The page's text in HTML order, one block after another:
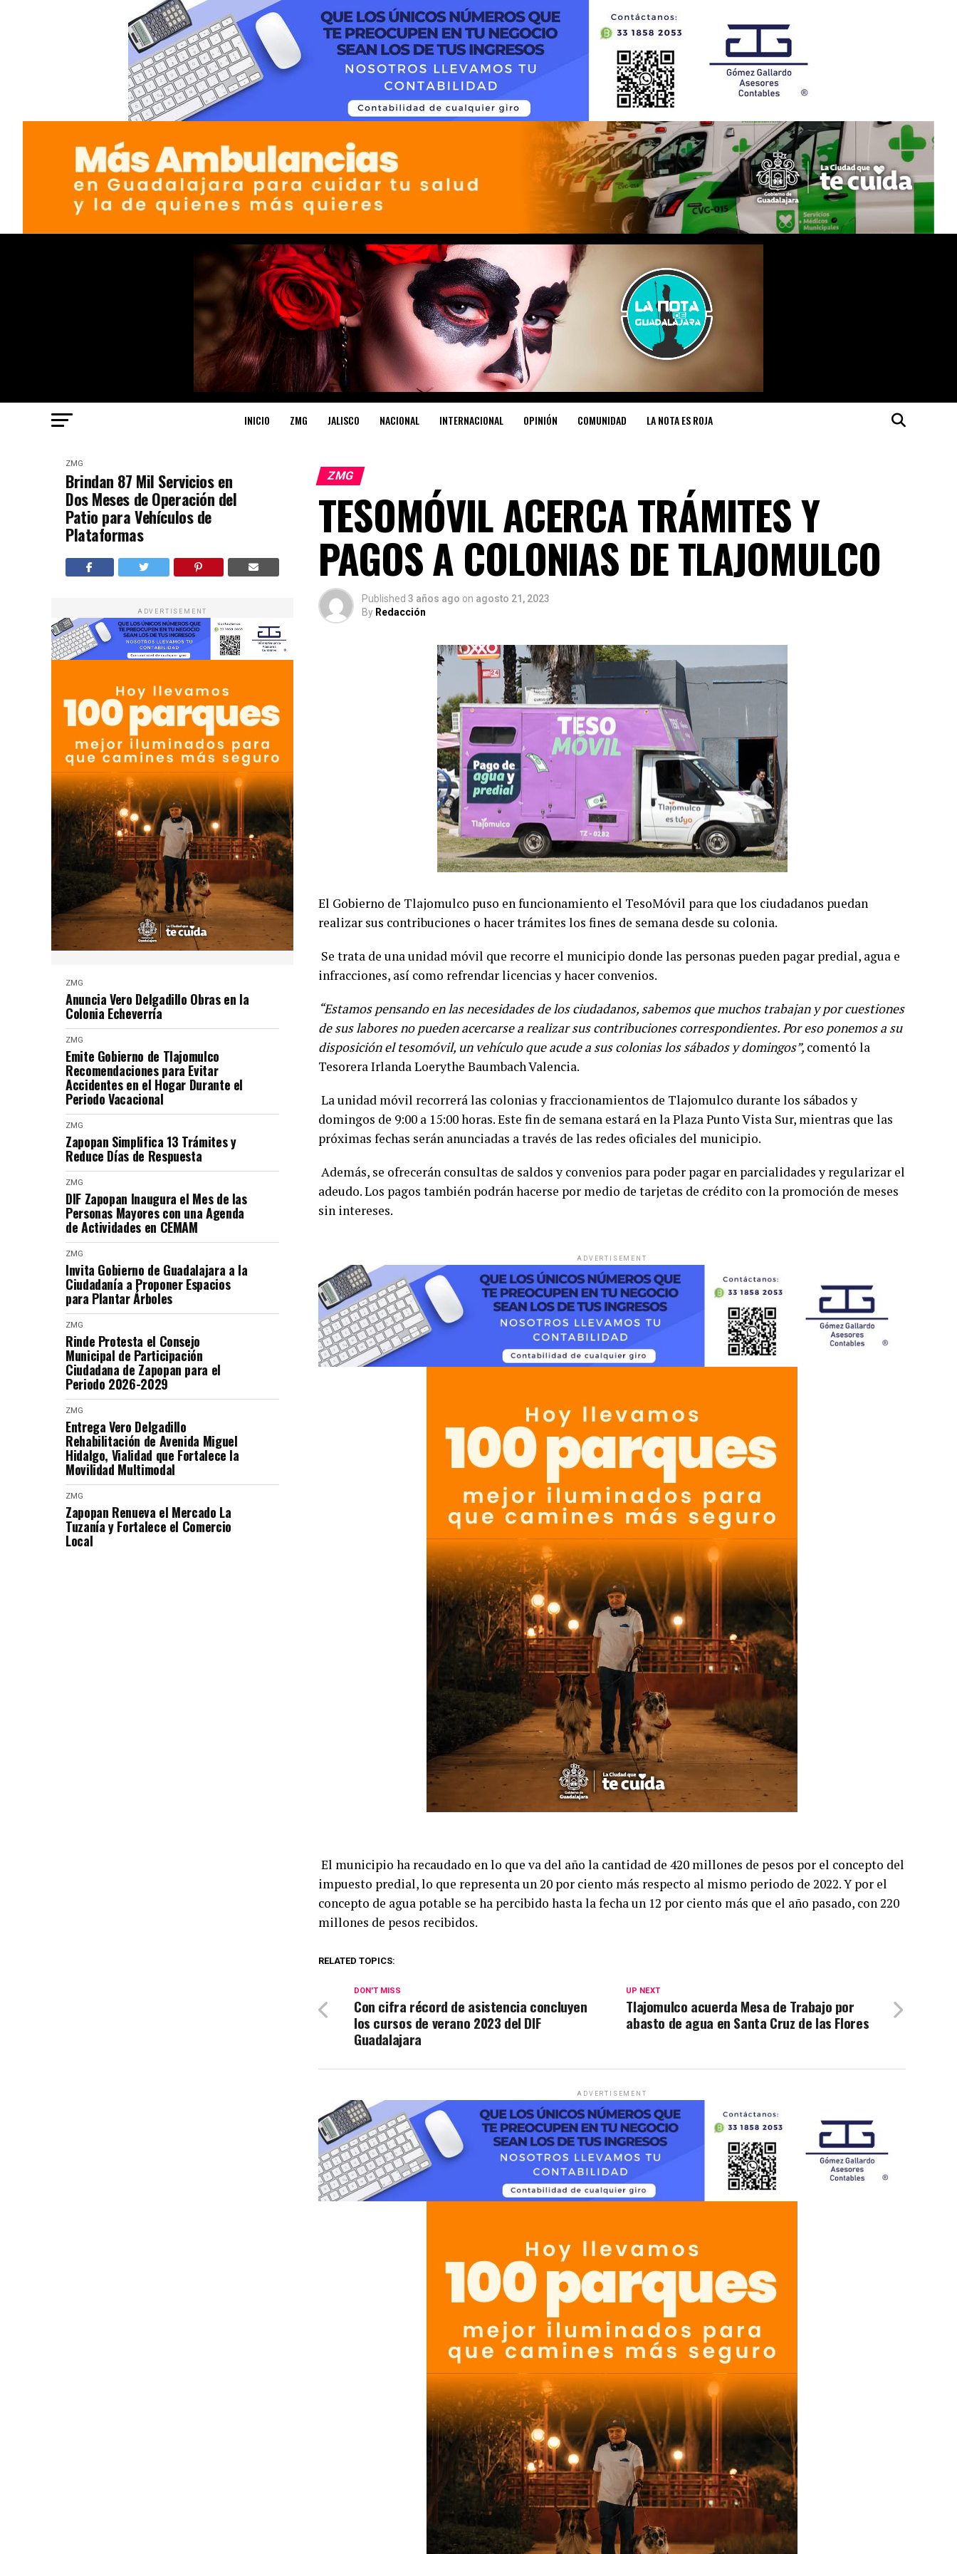
INICIO ZMG JALISCO NACIONAL INTERNACIONAL OPINIÓN COMUNIDAD LA NOTA ES ROJA
ZMG
Brindan 87 Mil Servicios en
Dos Meses de Operación del
Patio para Vehículos de
Plataformas
ADVERTISEMENT
ZMG
Anuncia Vero Delgadillo Obras en la
Colonia Echeverría
ZMG
Emite Gobierno de Tlajomulco
Recomendaciones para Evitar
Accidentes en el Hogar Durante el
Periodo Vacacional
ZMG
Zapopan Simplifica 13 Trámites y
Reduce Días de Respuesta
ZMG
DIF Zapopan Inaugura el Mes de las
Personas Mayores con una Agenda
de Actividades en CEMAM
ZMG
Invita Gobierno de Guadalajara a la
Ciudadanía a Proponer Espacios
para Plantar Árboles
ZMG
Rinde Protesta el Consejo
Municipal de Participación
Ciudadana de Zapopan para el
Periodo 2026-2029
ZMG
Entrega Vero Delgadillo
Rehabilitación de Avenida Miguel
Hidalgo, Vialidad que Fortalece la
Movilidad Multimodal
ZMG
Zapopan Renueva el Mercado La
Tuzanía y Fortalece el Comercio
Local
ZMG
TESOMÓVIL ACERCA TRÁMITES Y
PAGOS A COLONIAS DE TLAJOMULCO
Published 3 años ago on agosto 21, 2023
By Redacción
El Gobierno de Tlajomulco puso en funcionamiento el TesoMóvil para que los ciudadanos puedan
realizar sus contribuciones o hacer trámites los fines de semana desde su colonia.
Se trata de una unidad móvil que recorre el municipio donde las personas pueden pagar predial, agua e
infracciones, así como refrendar licencias y hacer convenios.
“Estamos pensando en las necesidades de los ciudadanos, sabemos que muchos trabajan y por cuestiones
de sus labores no pueden acercarse a realizar sus contribuciones correspondientes. Por eso ponemos a su
disposición el tesomóvil, un vehículo que acude a sus colonias los sábados y domingos”, comentó la
Tesorera Irlanda Loerythe Baumbach Valencia.
La unidad móvil recorrerá las colonias y fraccionamientos de Tlajomulco durante los sábados y
domingos de 9:00 a 15:00 horas. Este fin de semana estará en la Plaza Punto Vista Sur, mientras que las
próximas fechas serán anunciadas a través de las redes oficiales del municipio.
Además, se ofrecerán consultas de saldos y convenios para poder pagar en parcialidades y regularizar el
adeudo. Los pagos también podrán hacerse por medio de tarjetas de crédito con la promoción de meses
sin intereses.
ADVERTISEMENT
El municipio ha recaudado en lo que va del año la cantidad de 420 millones de pesos por el concepto del
impuesto predial, lo que representa un 20 por ciento más respecto al mismo periodo de 2022. Y por el
concepto de agua potable se ha percibido hasta la fecha un 12 por ciento más que el año pasado, con 220
millones de pesos recibidos.
RELATED TOPICS:
UP NEXT
Tlajomulco acuerda Mesa de Trabajo por
abasto de agua en Santa Cruz de las Flores
DON'T MISS
Con cifra récord de asistencia concluyen
los cursos de verano 2023 del DIF
Guadalajara
ADVERTISEMENT